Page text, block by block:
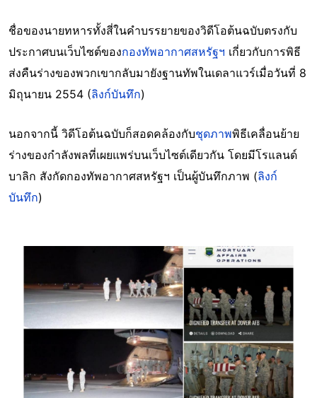
ชื่อของนายทหารทั้งสี่ในคำบรรยายของวิดีโอต้นฉบับตรงกับ
ประกาศบนเว็บไซต์ของกองทัพอากาศสหรัฐฯ เกี่ยวกับการพิธี
ส่งคืนร่างของพวกเขากลับมายังฐานทัพในเดลาแวร์เมื่อวันที่ 8
มิถุนายน 2554 (ลิงก์บันทึก)
นอกจากนี้ วิดีโอต้นฉบับก็สอดคล้องกับชุดภาพพิธีเคลื่อนย้าย
ร่างของกำลังพลที่เผยแพร่บนเว็บไซต์เดียวกัน โดยมีโรแลนด์
บาลิก สังกัดกองทัพอากาศสหรัฐฯ เป็นผู้บันทึกภาพ (ลิงก์
บันทึก)